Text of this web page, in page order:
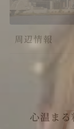
周辺情報
心温ま